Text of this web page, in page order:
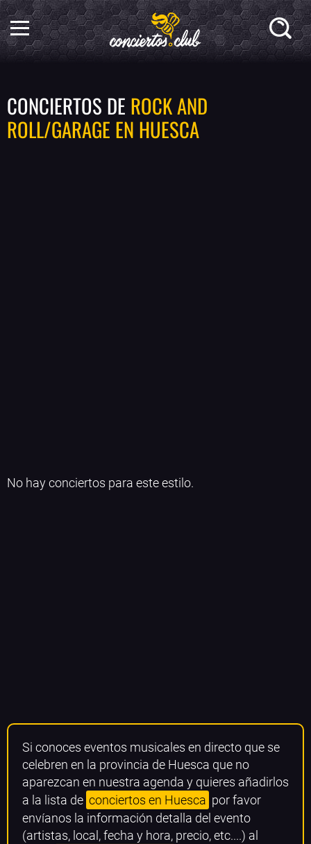
CONCIERTOS DE ROCK AND
ROLL/GARAGE EN HUESCA
No hay conciertos para este estilo.
Si conoces eventos musicales en directo que se
celebren en la provincia de Huesca que no
aparezcan en nuestra agenda y quieres añadirlos
a la lista de conciertos en Huesca por favor
envíanos la información detalla del evento
(artistas, local, fecha y hora, precio, etc....) al